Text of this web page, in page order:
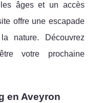
âges et un accès
offre une escapade
nature. Découvrez
votre prochaine
en Aveyron